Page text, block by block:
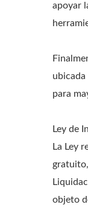
apoyar
ubicada
para
Ley de
La Ley
objeto